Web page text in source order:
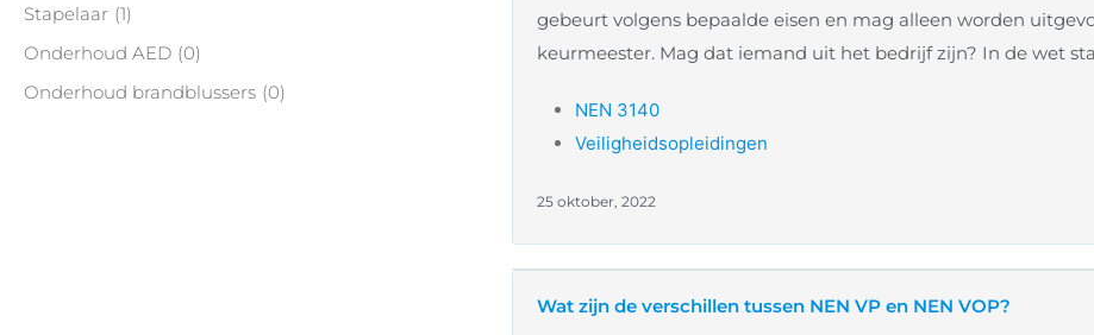
Stapelaar (1)
Onderhoud AED (0)
Onderhoud brandblussers (0)
gebeurt volgens bepaalde eisen en mag alleen worden
keurmeester. Mag dat iemand uit het bedrijf zijn? In de wet
NEN 3140
Veiligheidsopleidingen
25 oktober, 2022
Wat zijn de verschillen tussen NEN VP en NEN VOP?